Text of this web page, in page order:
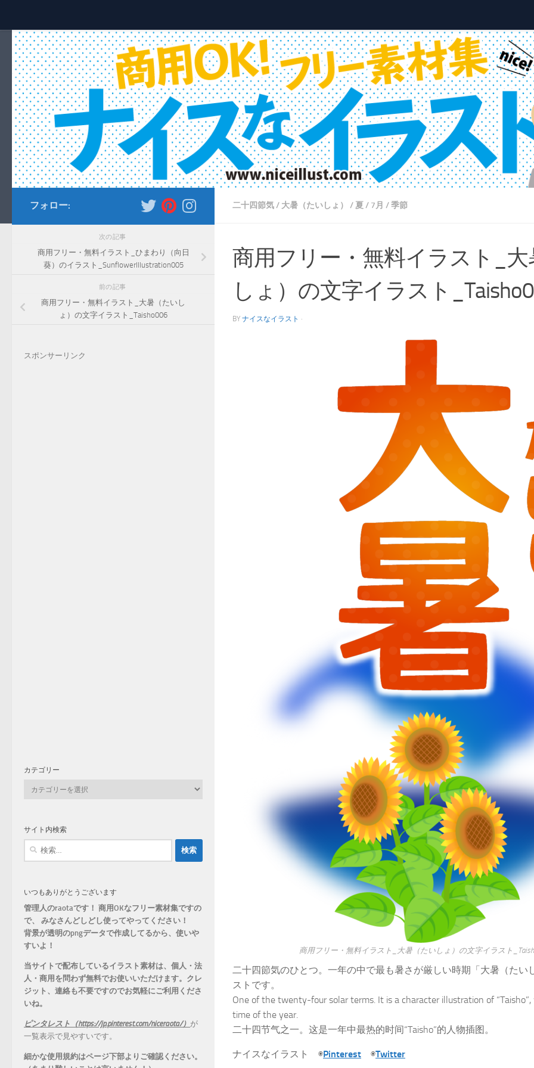
二十四節気/ 大暑（たいしょ） / 夏/ 7月 /季節
商用フリー・無料イラスト_
しょ）の文字イラスト
BY ナイスなイラスト ·
商用フリー・無料イラスト_大暑（たいしょ）の文字イラスト
二十四節気のひとつ。一年の中で最も暑さが厳しい時期「大暑（たい
ストです。
One of the twenty-four solar terms. It is a character illustration of
time of the year.
二十四节气之一。这是一年中最热的时间“Taisho”的人物插图。
ナイスなイラスト ◉Pinterest ◉Twitter
フォロー:
次の記事
商用フリー・無料イラスト_ひまわり（向日
葵）のイラスト_SunflowerIllustration005
前の記事
商用フリー・無料イラスト_大暑（たいし
ょ）の文字イラスト_Taisho006
スポンサーリンク
カテゴリー
ー
サイト内検索
いつもありがとうございます
管理人のraotaです！ 商用OKなフリー素材集ですの
で、 みなさんどしどし使ってやってください！
背景が透明のpngデータで作成してるから、 使いや
すいよ！
当サイトで配布しているイラスト素材は、個人・法
人・商用を問わず無料でお使いいただけます。 クレ
ジット、連絡も不要ですのでお気軽にご利用くださ
いね。
ピンタレスト（https://jp.pinterest.com/niceraota/） が
一覧表示で見やすいです。
細かな使用規約はページ下部よりご確認ください。